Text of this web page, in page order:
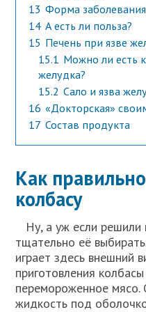
13 Форма заболевания
14 А есть ли польза?
15 Печень при язве
15.1 Можно ли есть
желудка?
15.2 Сало и язва
16 «Докторская»
17 Состав продукта
Как
колбасу
Ну, а уж если решили
тщательно её
играет здесь внешний
приготовления
перемороженное мясо.
жидкость под